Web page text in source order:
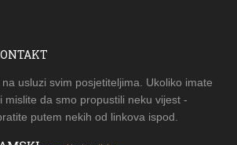
usluzi svim posjetiteljima. Ukoliko imate
mislite da smo propustili neku vijest -
putem nekih od linkova ispod.